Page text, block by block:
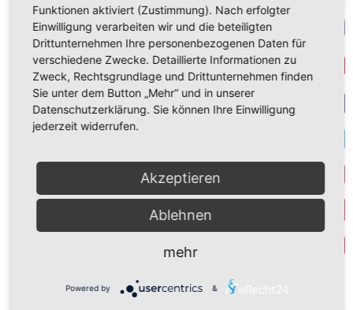
um seiner selbst willen Wert und Würde
zugesteht. Eine auffallende Gemeinsamkeit
der genannten Beispiele: Sowohl der
polnische MinisterpräsidentDonald Tusk, als
auch der französische Präsident Emmanuel
Macronals auch der kanadische
Premier
Global Leaders“ des
Weltwirtschaftsforums von Klaus Schwab!
Die Partei des polnischen
Ministerpräsidenten „Bürgerplattform“ (PO)
Partei, der auch die „C“DU und die „C“SU
Funktionen aktiviert (Zustimmung). Nach erfolgter
Einwilligung verarbeiten wir und die beteiligten
Drittunternehmen Ihre personenbezogenen Daten für
verschiedene Zwecke. Detaillierte Informationen zu
Zweck, Rechtsgrundlage und Drittunternehmen finden
Sie unter dem Button „Mehr“ und in unserer
Datenschutzerklärung. Sie können Ihre Einwilligung
jederzeit widerrufen.
Akzeptieren
Ablehnen
mehr
Powered by &